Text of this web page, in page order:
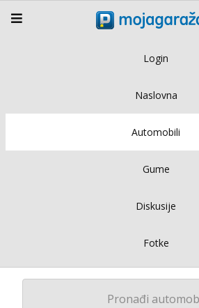
Login
Naslovna
Automobili
Gume
Diskusije
Fotke
Pronađi